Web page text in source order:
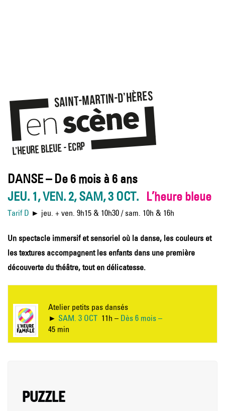
DANSE – De 6 mois à 6 ans
JEU. 1, VEN. 2, SAM, 3 OCT. L’heure bleue
Tarif D ► jeu. + ven. 9h15 & 10h30 / sam. 10h & 16h
Un spectacle immersif et sensoriel où la danse, les couleurs et
les textures accompagnent les enfants dans une première
découverte du théâtre, tout en délicatesse.
Atelier petits pas dansés
► SAM. 3 OCT 11h – Dès 6 mois –
45 min
PUZZLE